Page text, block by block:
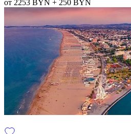
от 2253 BYN + 250 BYN